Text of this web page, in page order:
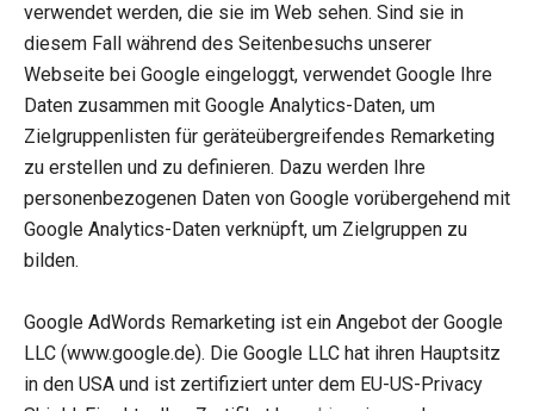
verwendet werden, die sie im Web sehen. Sind sie in
diesem Fall während des Seitenbesuchs unserer
Webseite bei Google eingeloggt, verwendet Google Ihre
Daten zusammen mit Google Analytics-Daten, um
Zielgruppenlisten für geräteübergreifendes Remarketing
zu erstellen und zu definieren. Dazu werden Ihre
personenbezogenen Daten von Google vorübergehend mit
Google Analytics-Daten verknüpft, um Zielgruppen zu
bilden.
Google AdWords Remarketing ist ein Angebot der Google
LLC (www.google.de). Die Google LLC hat ihren Hauptsitz
in den USA und ist zertifiziert unter dem EU-US-Privacy